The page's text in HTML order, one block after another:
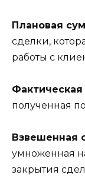
Плановая
сделки,
работы с
полученная
Взвешенная
умноженная
закрытия